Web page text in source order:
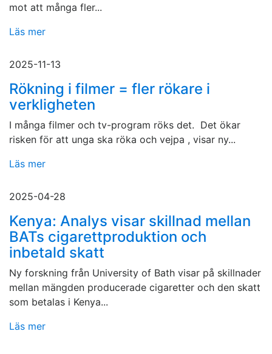
mot att många fler...
Läs mer
2025-11-13
Rökning i filmer = fler rökare i
verkligheten
I många filmer och tv-program röks det. Det ökar
risken för att unga ska röka och vejpa , visar ny...
Läs mer
2025-04-28
Kenya: Analys visar skillnad mellan
BATs cigarettproduktion och
inbetald skatt
Ny forskning från University of Bath visar på skillnader
mellan mängden producerade cigaretter och den skatt
som betalas i Kenya...
Läs mer